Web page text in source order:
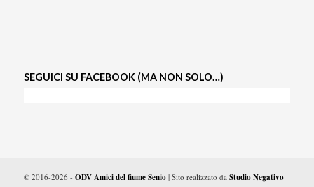
SEGUICI SU FACEBOOK (MA NON SOLO…)
© 2016-2026 - ODV Amici del fiume Senio| Sito realizzato da Studio Negativo